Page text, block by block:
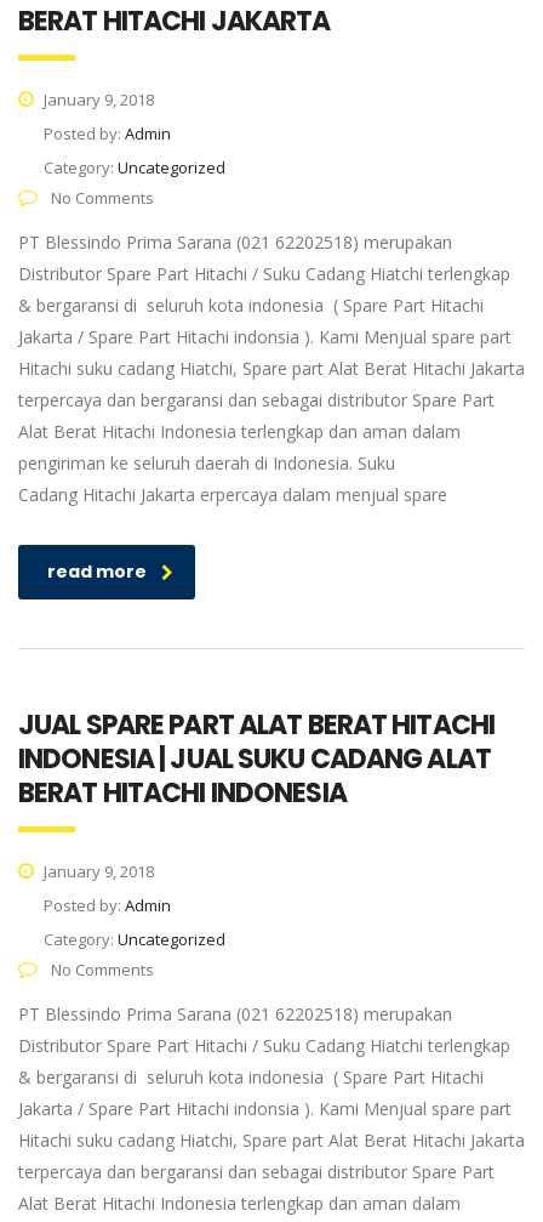
BERAT HITACHI JAKARTA
January 9, 2018
Posted by: Admin
Category: Uncategorized
No Comments
PT Blessindo Prima Sarana (021 62202518) merupakan
Distributor Spare Part Hitachi / Suku Cadang Hiatchi terlengkap
& bergaransi di seluruh kota indonesia ( Spare Part Hitachi
Jakarta / Spare Part Hitachi indonsia ). Kami Menjual spare part
Hitachi suku cadang Hiatchi, Spare part Alat Berat Hitachi Jakarta
terpercaya dan bergaransi dan sebagai distributor Spare Part
Alat Berat Hitachi Indonesia terlengkap dan aman dalam
pengiriman ke seluruh daerah di Indonesia. Suku
Cadang Hitachi Jakarta erpercaya dalam menjual spare
read more
JUAL SPARE PART ALAT BERAT HITACHI
INDONESIA | JUAL SUKU CADANG ALAT
BERAT HITACHI INDONESIA
January 9, 2018
Posted by: Admin
Category: Uncategorized
No Comments
PT Blessindo Prima Sarana (021 62202518) merupakan
Distributor Spare Part Hitachi / Suku Cadang Hiatchi terlengkap
& bergaransi di seluruh kota indonesia ( Spare Part Hitachi
Jakarta / Spare Part Hitachi indonsia ). Kami Menjual spare part
Hitachi suku cadang Hiatchi, Spare part Alat Berat Hitachi Jakarta
terpercaya dan bergaransi dan sebagai distributor Spare Part
Alat Berat Hitachi Indonesia terlengkap dan aman dalam